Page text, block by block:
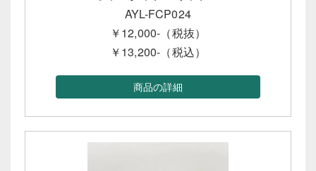
AYL-FCP024
￥12,000-（税抜）
￥13,200-（税込）
商品の詳細